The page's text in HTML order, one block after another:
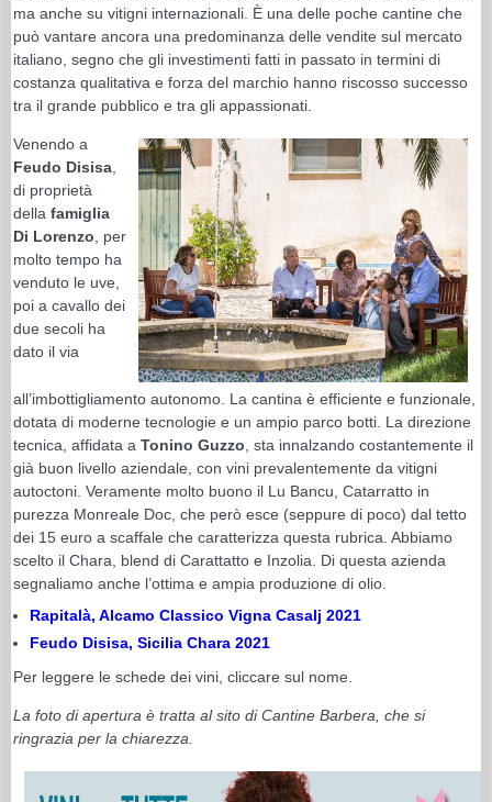
ma anche su vitigni internazionali. È una delle poche cantine che
può vantare ancora una predominanza delle vendite sul mercato
italiano, segno che gli investimenti fatti in passato in termini di
costanza qualitativa e forza del marchio hanno riscosso successo
tra il grande pubblico e tra gli appassionati.
Venendo a
Feudo Disisa
di proprietà
della famiglia
Di Lorenzo , per
molto tempo ha
venduto le uve,
poi a cavallo dei
due secoli ha
dato il via
all’imbottigliamento autonomo. La cantina è efficiente e funzionale,
dotata di moderne tecnologie e un ampio parco botti. La direzione
tecnica, affidata a Tonino Guzzo , sta innalzando costantemente il
già buon livello aziendale, con vini prevalentemente da vitigni
autoctoni. Veramente molto buono il Lu Bancu, Catarratto in
purezza Monreale Doc, che però esce (seppure di poco) dal tetto
dei 15 euro a scaffale che caratterizza questa rubrica. Abbiamo
scelto il Chara, blend di Carattatto e Inzolia. Di questa azienda
segnaliamo anche l’ottima e ampia produzione di olio.
Rapitalà, Alcamo Classico Vigna Casalj 2021
Feudo Disisa, Sicilia Chara 2021
Per leggere le schede dei vini, cliccare sul nome.
La foto di apertura è tratta al sito di Cantine Barbera, che si
ringrazia per la chiarezza.